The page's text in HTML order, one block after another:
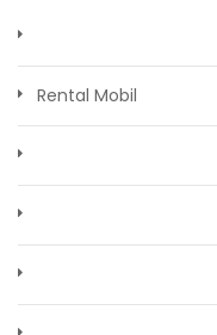
Rental Mobil